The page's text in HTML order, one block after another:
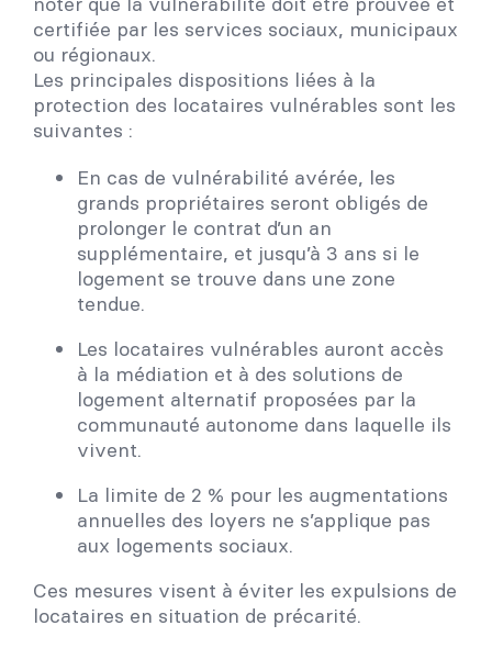
certifiée par les services sociaux, municipaux
ou régionaux.
Les principales dispositions liées à la
protection des locataires vulnérables sont les
suivantes :
En cas de vulnérabilité avérée, les
grands propriétaires seront obligés de
prolonger le contrat d’un an
supplémentaire, et jusqu’à 3 ans si le
logement se trouve dans une zone
tendue.
Les locataires vulnérables auront accès
à la médiation et à des solutions de
logement alternatif proposées par la
communauté autonome dans laquelle ils
vivent.
La limite de 2 % pour les augmentations
annuelles des loyers ne s’applique pas
aux logements sociaux.
Ces mesures visent à éviter les expulsions de
locataires en situation de précarité.